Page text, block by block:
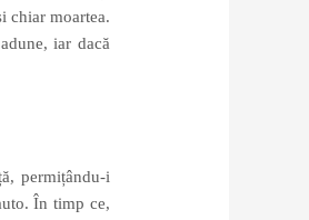
chiar moartea.
iar dacă
permițându-i
În timp ce,